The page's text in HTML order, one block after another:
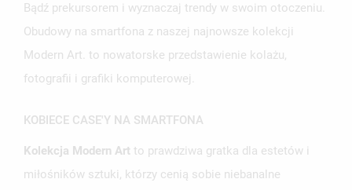
Bądź prekursorem i wyznaczaj trendy w swoim otoczeniu.
Obudowy na smartfona z naszej najnowsze kolekcji
Modern Art. to nowatorske przedstawienie kolażu,
fotografii i grafiki komputerowej.
KOBIECE CASE'Y NA SMARTFONA
Kolekcja Modern Art to prawdziwa gratka dla estetów i
miłośników sztuki, którzy cenią sobie niebanalne